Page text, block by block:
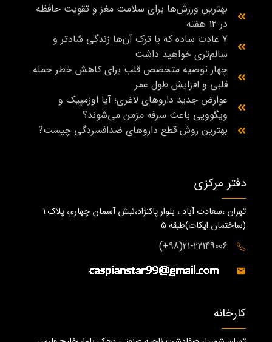
بهترین ورزش‌ها برای سلامت مغز و تقویت حافظه
در ۱۲ هفته
7 عادت ساده که با ترک آن‌ها زندگی شادتر و
سالم‌تری خواهید داشت
چهار توصیه متخصص قلب برای کاهش خطر حمله
قلبی و افزایش طول عمر
عوارض جدید داروهای لاغری؛ آیا اوزمپیک و
ویگوویی باعث سرفه مزمن می‌شوند؟
بهترین روش قطع داروهای ضدافسردگی چیست?
دفتر مرکزی
تهران ،سعادت آباد ، بلوار پاکنژاد،نبش آسمان چهارم، پلاک 1
(ساختمان ايكات)طبقه ٥
21-22149006(98+)
کارخانه